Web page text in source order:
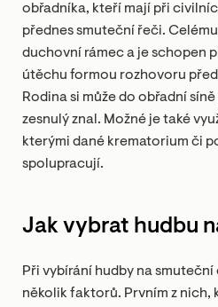
obřadníka, kteří mají při
přednes smuteční řeči.
duchovní rámec a je schopen
útěchu formou rozhovoru
Rodina si může do obřadní
zesnulý znal. Možné je také
kterými dané krematorium či
spolupracují.
Jak vybrat hudbu
Při vybírání hudby na
několik faktorů. Prvním z nich,